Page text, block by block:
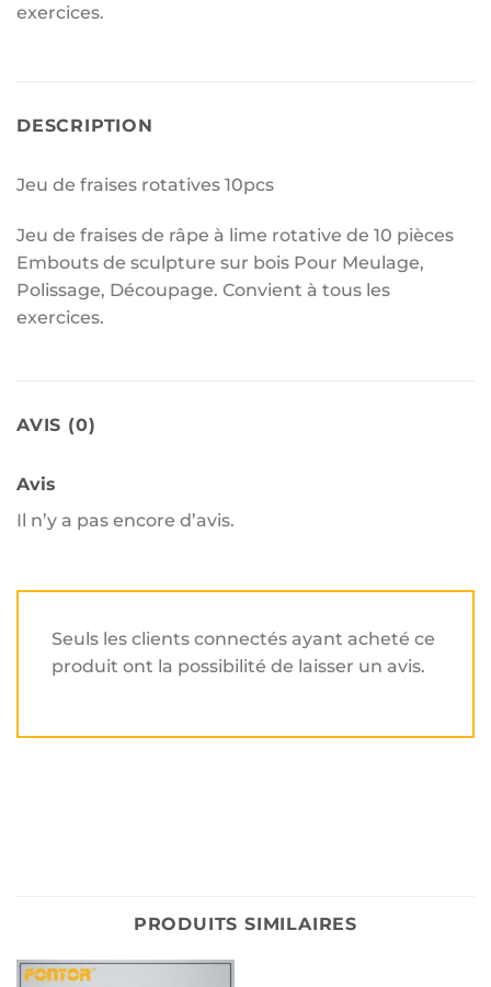
exercices.
DESCRIPTION
Jeu de fraises rotatives 10pcs
Jeu de fraises de râpe à lime rotative de 10 pièces
Embouts de sculpture sur bois Pour Meulage,
Polissage, Découpage. Convient à tous les
exercices.
AVIS (0)
Avis
Il n’y a pas encore d’avis.
Seuls les clients connectés ayant acheté ce
produit ont la possibilité de laisser un avis.
PRODUITS SIMILAIRES